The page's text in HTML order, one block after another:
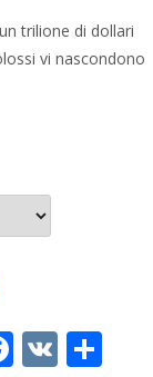
trilione di dollari
vi nascondono
F V